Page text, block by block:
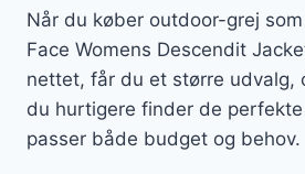
Når du køber outdoor-grej
Face Womens Descendit
nettet, får du et større udvalg,
du hurtigere finder de
passer både budget og behov.